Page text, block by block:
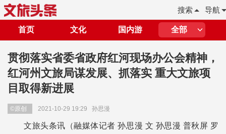
导航
搜索
首页 文化 国内游 全部
贯彻落实省委省政府红河现场办公会精神，
红河州文旅局谋发展、抓落实 重大文旅项
目取得新进展
©原创 2021-10-29 19:29 孙思漫
文旅头条讯（融媒体记者 孙思漫 文 孙思漫 普秋屏 罗